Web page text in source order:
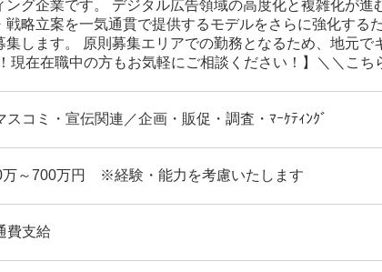
グ企業です。 デジタル広告領域の高度化と複雑化が進
略立案を一気通貫で提供するモデルをさらに強化する
します。 原則募集エリアでの勤務となるため、地元
現在在職中の方もお気軽にご相談ください！】＼＼こ
スコミ・宣伝関連／企画・販促・調査・ﾏｰｹﾃｨﾝｸﾞ
万～700万円 ※経験・能力を考慮いたします
費支給